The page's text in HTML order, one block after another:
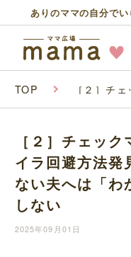
ありのママの自分で
TOP ［２］チ
「わかっ
［２］チェッ
イラ回避方法発
ない夫へは「わ
しない
2025年09月01日